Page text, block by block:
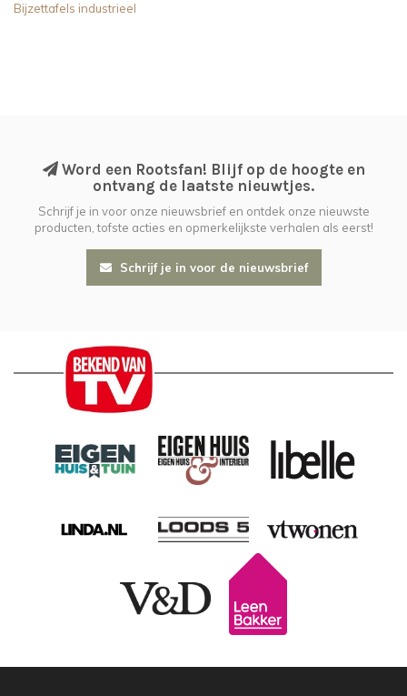
Bijzettafels industrieel
Word een Rootsfan! Blijf op de hoogte en
ontvang de laatste nieuwtjes.
Schrijf je in voor onze nieuwsbrief en ontdek onze nieuwste
producten, tofste acties en opmerkelijkste verhalen als eerst!
Schrijf je in voor de nieuwsbrief